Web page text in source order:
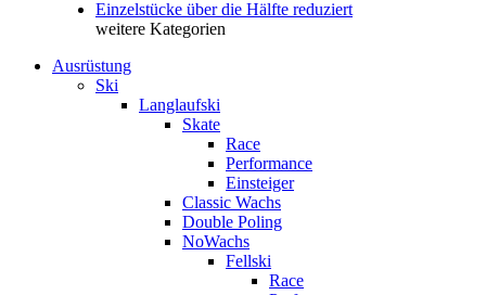
Einzelstücke über die Hälfte reduziert
weitere Kategorien
Ausrüstung
Ski
Langlaufski
Skate
Race
Performance
Einsteiger
Classic Wachs
Double Poling
NoWachs
Fellski
Race